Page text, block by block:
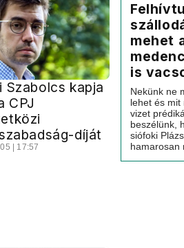
Szabolcs kapja
CPJ
díját
| 17:57
mehet
is
Nekünk ne
lehet és
vizet
beszélünk,
siófoki
hamarosan